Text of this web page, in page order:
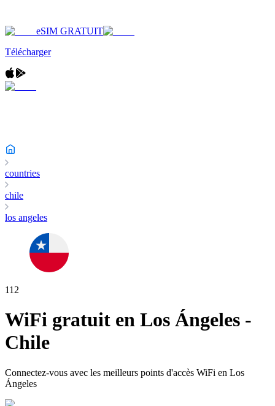
eSIM GRATUIT
Télécharger
countries
chile
los angeles
112
WiFi gratuit en Los Ángeles -
Chile
Connectez-vous avec les meilleurs points d'accès WiFi en Los
Ángeles